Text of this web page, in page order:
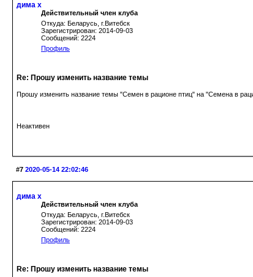
дима х
Действительный член клуба
Откуда: Беларусь, г.Витебск
Зарегистрирован: 2014-09-03
Сообщений: 2224
Профиль
Re: Прошу изменить название темы
Прошу изменить название темы "Семен в рационе птиц" на "Семена в
Неактивен
#7 2020-05-14 22:02:46
дима х
Действительный член клуба
Откуда: Беларусь, г.Витебск
Зарегистрирован: 2014-09-03
Сообщений: 2224
Профиль
Re: Прошу изменить название темы